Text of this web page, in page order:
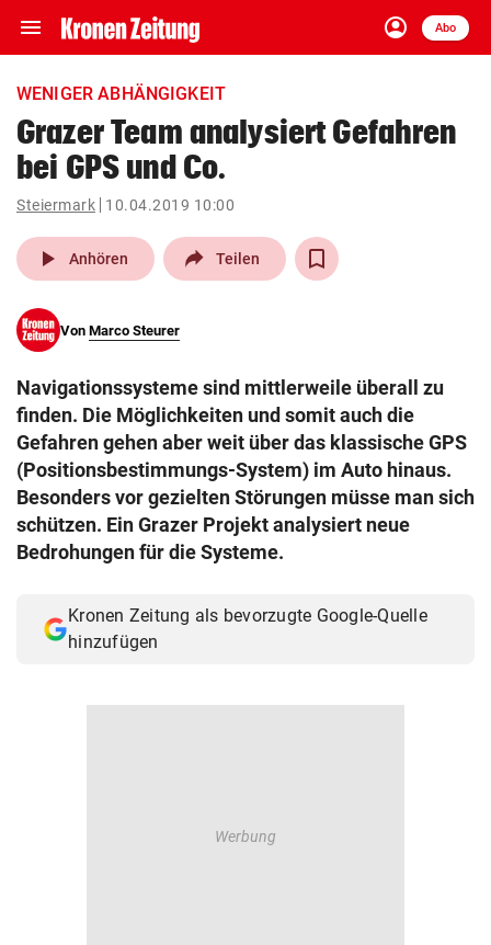
menu Navigation
ein-/ausklappen
account_circle
Anmelden
Abo
close Schließen
account_circle Anmelden
pin_drop
Wien arrow_right
search
eingeben
© Krone Multimedia GmbH & Co KG 2026
Muthgasse 2, 1190 Wien
WENIGER ABHÄNGIGKEIT
Grazer Team analysiert Gefahren
bei GPS und Co.
Steiermark 10.04.2019 10:00
play_arrow Anhören Teilen
Von Marco Steurer
Navigationssysteme sind mittlerweile überall zu
finden. Die Möglichkeiten und somit auch die
Gefahren gehen aber weit über das klassische GPS
(Positionsbestimmungs-System) im Auto hinaus.
Besonders vor gezielten Störungen müsse man sich
schützen. Ein Grazer Projekt analysiert neue
Bedrohungen für die Systeme.
Kronen Zeitung als bevorzugte Google-Quelle
hinzufügen